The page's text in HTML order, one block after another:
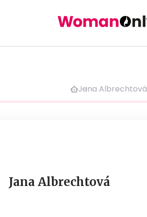
Jana Albrechtová
Jana Albrechtová